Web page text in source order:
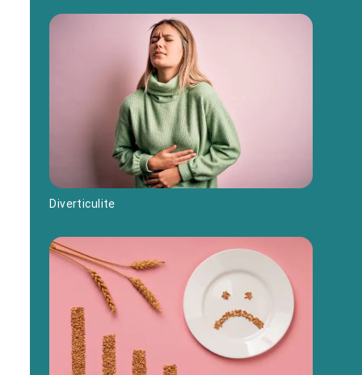
Diverticulite